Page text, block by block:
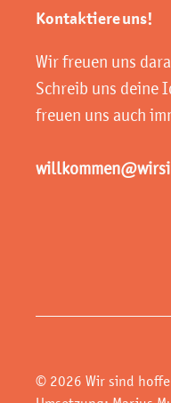
Kontaktiere uns!
Wir freuen uns
Schreib uns deine
freuen uns auch
© 2026 Wir sind